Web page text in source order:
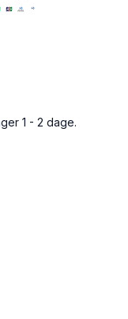
1 - 2 dage.